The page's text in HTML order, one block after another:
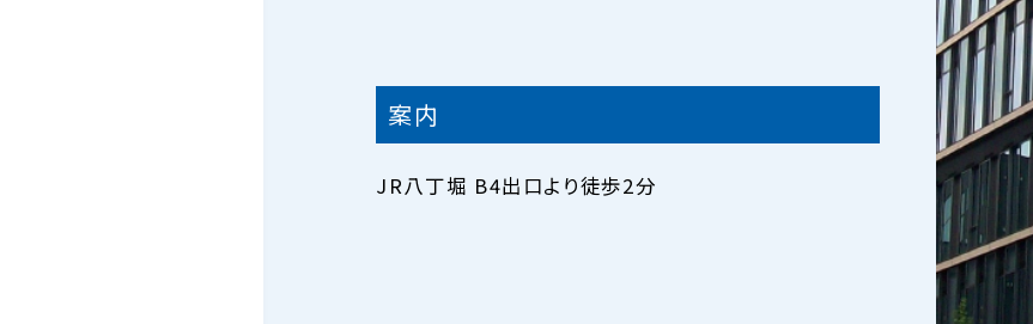
案内
JR八丁堀 B4出口より徒歩2分